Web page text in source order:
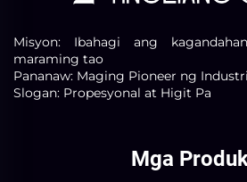
Misyon: Ibahagi ang
maraming tao
Pananaw: Maging Pioneer ng
Slogan: Propesyonal at Higit Pa
Mga